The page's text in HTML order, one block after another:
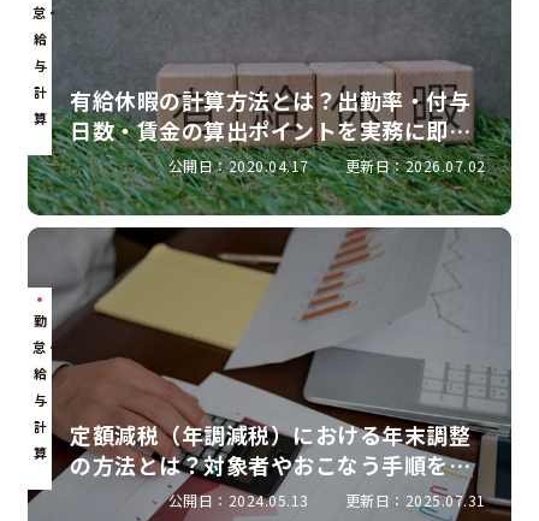
怠・
給
与
計
算
有給休暇の計算方法とは？出勤率・付与
日数・賃金の算出ポイントを実務に即し
て解説
公開日：2020.04.17 更新日：2026.07.02
勤
怠・
給
与
計
算
定額減税（年調減税）における年末調整
の方法とは？対象者やおこなう手順を解
公開日：2024.05.13 更新日：2025.07.31